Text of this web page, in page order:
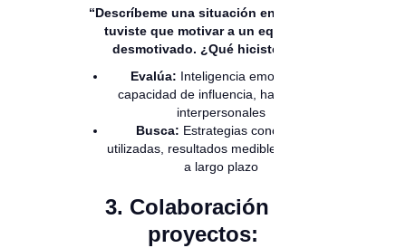
“Descríbeme una situación en la que
tuviste que motivar a un equipo
desmotivado. ¿Qué hiciste?”
Evalúa: Inteligencia emocional,
capacidad de influencia, habilidades
interpersonales
Busca: Estrategias concretas
utilizadas, resultados medibles, impacto
a largo plazo
3. Colaboración en
proyectos: